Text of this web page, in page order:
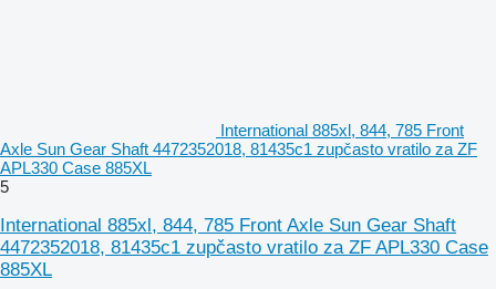
International 885xl, 844, 785 Front
Axle Sun Gear Shaft 4472352018, 81435c1 zupčasto vratilo za ZF
APL330 Case 885XL
5
International 885xl, 844, 785 Front Axle Sun Gear Shaft
4472352018, 81435c1 zupčasto vratilo za ZF APL330 Case
885XL